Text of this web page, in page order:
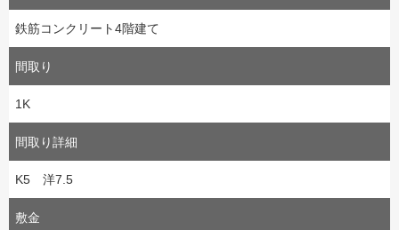
鉄筋コンクリート4階建て
間取り
1K
間取り詳細
K5 洋7.5
敷金